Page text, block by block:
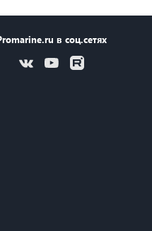
в соц.сетях